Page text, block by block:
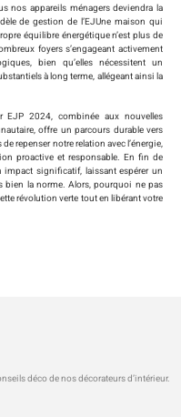
nos appareils ménagers deviendra la
de gestion de l’EJUne maison qui
équilibre énergétique n’est plus de
foyers s’engageant activement
bien qu’elles nécessitent un
à long terme, allégeant ainsi la
EJP 2024, combinée aux nouvelles
offre un parcours durable vers
repenser notre relation avec l’énergie,
proactive et responsable. En fin de
significatif, laissant espérer un
bien la norme. Alors, pourquoi ne pas
révolution verte tout en libérant votre
déco de nos décorateurs d’intérieur.